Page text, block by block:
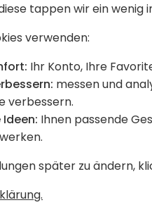
tappen wir ein wenig
verwenden:
Ihr Konto, Ihre
messen und
verbessern.
Ihnen passende
später zu ändern,